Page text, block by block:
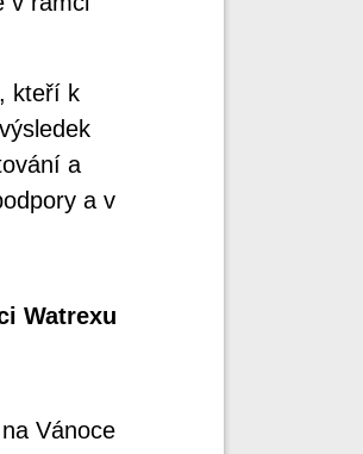
kteří k
a
a v
Watrexu
Vánoce